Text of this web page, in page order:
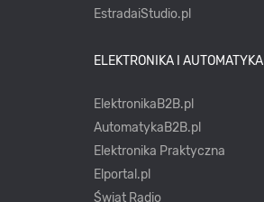
EstradaiStudio.pl
ELEKTRONIKA I AUTOMATYKA
ElektronikaB2B.pl
AutomatykaB2B.pl
Elektronika Praktyczna
Elportal.pl
Świat Radio